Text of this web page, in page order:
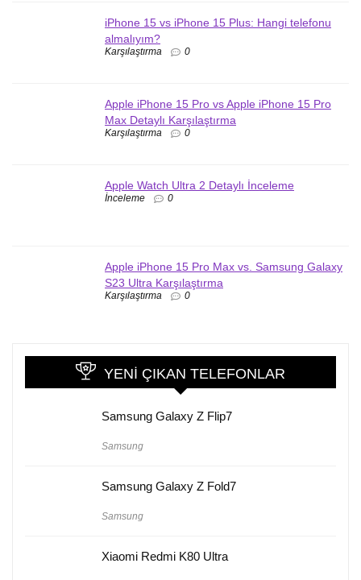
iPhone 15 vs iPhone 15 Plus: Hangi telefonu
almalıyım?
Karşılaştırma 0
Apple iPhone 15 Pro vs Apple iPhone 15 Pro
Max Detaylı Karşılaştırma
Karşılaştırma 0
Apple Watch Ultra 2 Detaylı İnceleme
İnceleme 0
Apple iPhone 15 Pro Max vs. Samsung Galaxy
S23 Ultra Karşılaştırma
Karşılaştırma 0
YENI ÇIKAN TELEFONLAR
Samsung Galaxy Z Flip7
Samsung
Samsung Galaxy Z Fold7
Samsung
Xiaomi Redmi K80 Ultra